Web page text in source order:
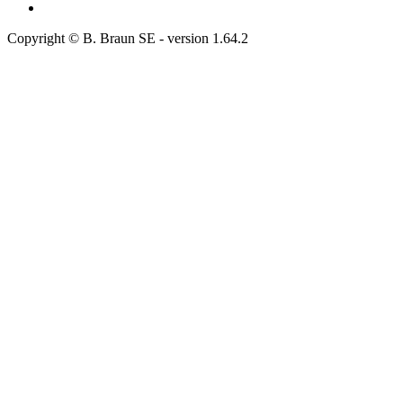
Copyright © B. Braun SE - version 1.64.2